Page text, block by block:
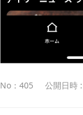
No：405 公開日時